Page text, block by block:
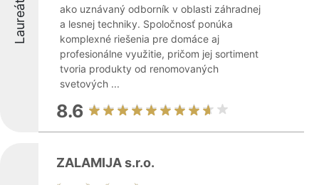
Laureáti
ako uznávaný odborník v oblasti záhradnej
a lesnej techniky. Spoločnosť ponúka
komplexné riešenia pre domáce aj
profesionálne využitie, pričom jej sortiment
tvoria produkty od renomovaných
svetových ...
8.6
ZALAMIJA s.r.o.